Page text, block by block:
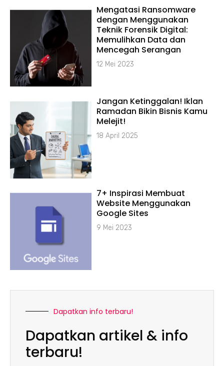
Mengatasi Ransomware
dengan Menggunakan
Teknik Forensik Digital:
Memulihkan Data dan
Mencegah Serangan
12 Mei 2023
Jangan Ketinggalan! Iklan
Ramadan Bikin Bisnis Kamu
Melejit!
18 April 2025
7+ Inspirasi Membuat
Website Menggunakan
Google Sites
9 Mei 2023
Dapatkan info terbaru!
Dapatkan artikel & info
terbaru!